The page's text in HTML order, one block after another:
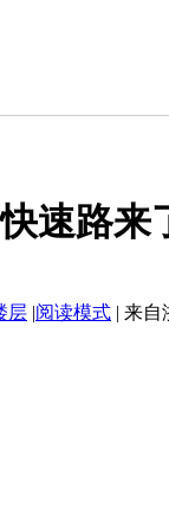
速路来
层 |阅读模式 | 来自